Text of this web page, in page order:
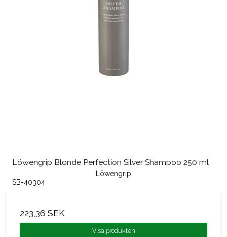
Löwengrip Blonde Perfection Silver Shampoo 250 ml
Löwengrip
SB-40304
223,36 SEK
Visa produkten